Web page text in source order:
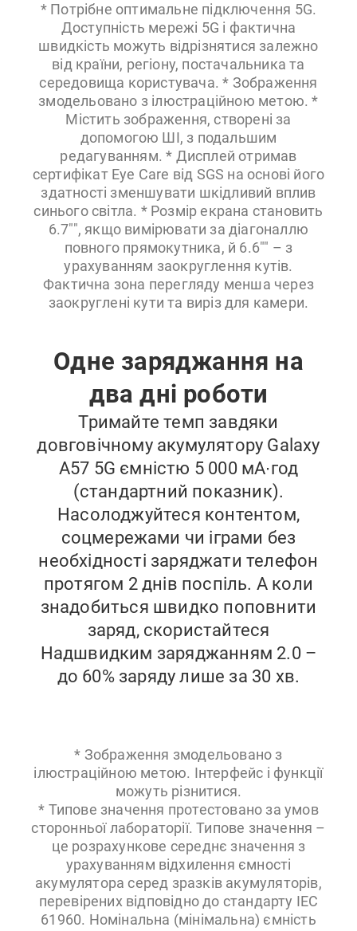
* Потрібне оптимальне підключення 5G.
Доступність мережі 5G і фактична
швидкість можуть відрізнятися залежно
від країни, регіону, постачальника та
середовища користувача. * Зображення
змодельовано з ілюстраційною метою. *
Містить зображення, створені за
допомогою ШІ, з подальшим
редагуванням. * Дисплей отримав
сертифікат Eye Care від SGS на основі його
здатності зменшувати шкідливий вплив
синього світла. * Розмір екрана становить
6.7"", якщо вимірювати за діагоналлю
повного прямокутника, й 6.6"" – з
урахуванням заокруглення кутів.
Фактична зона перегляду менша через
заокруглені кути та виріз для камери.
Одне заряджання на
два дні роботи
Тримайте темп завдяки
довговічному акумулятору Galaxy
A57 5G ємністю 5 000 мА∙год
(стандартний показник).
Насолоджуйтеся контентом,
соцмережами чи іграми без
необхідності заряджати телефон
протягом 2 днів поспіль. А коли
знадобиться швидко поповнити
заряд, скористайтеся
Надшвидким заряджанням 2.0 –
до 60% заряду лише за 30 хв.
* Зображення змодельовано з
ілюстраційною метою. Інтерфейс і функції
можуть різнитися.
* Типове значення протестовано за умов
сторонньої лабораторії. Типове значення –
це розрахункове середнє значення з
урахуванням відхилення ємності
акумулятора серед зразків акумуляторів,
перевірених відповідно до стандарту IEC
61960. Номінальна (мінімальна) ємність